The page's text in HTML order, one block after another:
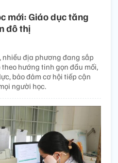
mới: Giáo dục tăng
đô thị
nhiều địa phương đang sắp
hướng tinh gọn đầu mối,
bảo đảm cơ hội tiếp cận
người học.